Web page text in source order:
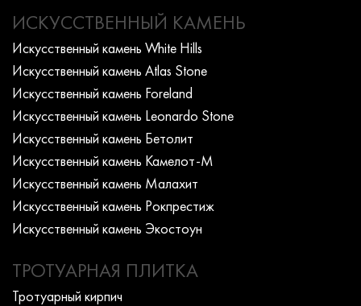
ИСКУССТВЕННЫЙ КАМЕНЬ
Искусcтвенный камень White Hills
Искусcтвенный камень Atlas Stone
Искусcтвенный камень Foreland
Искусcтвенный камень Leonardo Stone
Искусcтвенный камень Бетолит
Искусcтвенный камень Камелот-М
Искусcтвенный камень Малахит
Искусcтвенный камень Рокпрестиж
Искусcтвенный камень Экостоун
ТРОТУАРНАЯ ПЛИТКА
Тротуарный кирпич